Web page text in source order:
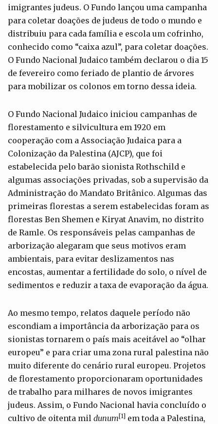
imigrantes judeus. O Fundo lançou uma campanha
para coletar doações de judeus de todo o mundo e
distribuiu para cada família e escola um cofrinho,
conhecido como “caixa azul”, para coletar doações.
O Fundo Nacional Judaico também declarou o dia 15
de fevereiro como feriado de plantio de árvores
para mobilizar os colonos em torno dessa ideia.
O Fundo Nacional Judaico iniciou campanhas de
florestamento e silvicultura em 1920 em
cooperação com a Associação Judaica para a
Colonização da Palestina (AJCP), que foi
estabelecida pelo barão sionista Rothschild e
algumas associações privadas, sob a supervisão da
Administração do Mandato Britânico. Algumas das
primeiras florestas a serem estabelecidas foram as
florestas Ben Shemen e Kiryat Anavim, no distrito
de Ramle. Os responsáveis pelas campanhas de
arborização alegaram que seus motivos eram
ambientais, para evitar deslizamentos nas
encostas, aumentar a fertilidade do solo, o nível de
sedimentos e reduzir a taxa de evaporação da água.
Ao mesmo tempo, relatos daquele período não
escondiam a importância da arborização para os
sionistas tornarem o país mais aceitável ao “olhar
europeu” e para criar uma zona rural palestina não
muito diferente do cenário rural europeu. Projetos
de florestamento proporcionaram oportunidades
de trabalho para milhares de novos imigrantes
judeus. Assim, o Fundo Nacional havia concluído o
cultivo de oitenta mil dunum[1] em toda a Palestina,